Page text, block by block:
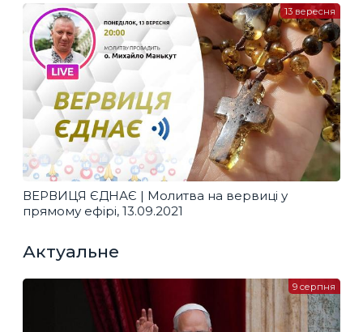
ВЕРВИЦЯ ЄДНАЄ | Молитва на вервиці у
прямому ефірі, 13.09.2021
13 вересня
Актуальне
9 серпня